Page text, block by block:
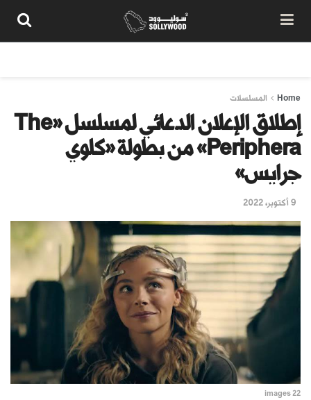
Home المسلسلات
إطلاق الإعلان الدعائي لمسلسل «The
Periphera» من بطولة «كلوي
جرايس»
9 أكتوبر، 2022
images 22